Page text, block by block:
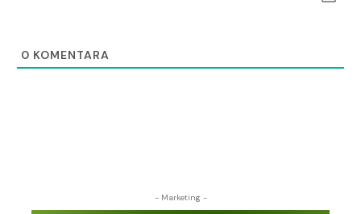
0 KOMENTARA
- Marketing -